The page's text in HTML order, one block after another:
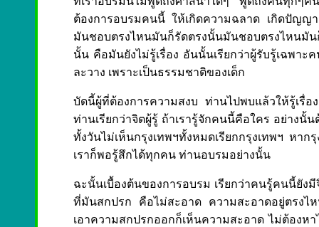
ต้องการอบรมคนนี้ ให้เกิดความฉลาด เกิดปัญญ
มันชอบตรงไหนมันก็รัดตรงนั้นมันชอบตรงไหนมั
นั้น คือมันยังไม่รู้เรื่อง อันนั้นเรียกว่าผู้รับรู้เฉพา
ละวาง เพราะเป็นธรรมชาติของเด็ก
บัดนี้ผู้ที่ต้องการความสงบ ท่านไปพบแล้วให้รู้เรื่
ท่านเรียกว่าจิตผู้รู้ ถ้าเรารู้จักคนนี้คือใคร อย่าง
ทั้งวันไม่เห็นกรุงเทพฯทั้งหมดเรียกกรุงเทพฯ หาก
เราก็พอรู้สึกได้ทุกคน ท่านอบรมอย่างนั้น
ฉะนั้นเบื้องต้นของการอบรม เรียกว่าคนรู้คนนี้ยังมี
ที่มันสกปรก คือไม่สะอาด ความสะอาดอยู่ตรงไ
เอาความสกปรกออกก็เห็นความสะอาด ไม่ต้องห